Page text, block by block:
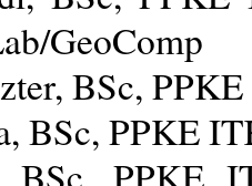
GeoComp
BSc,
BSc, PPKE
BSc, PPKE